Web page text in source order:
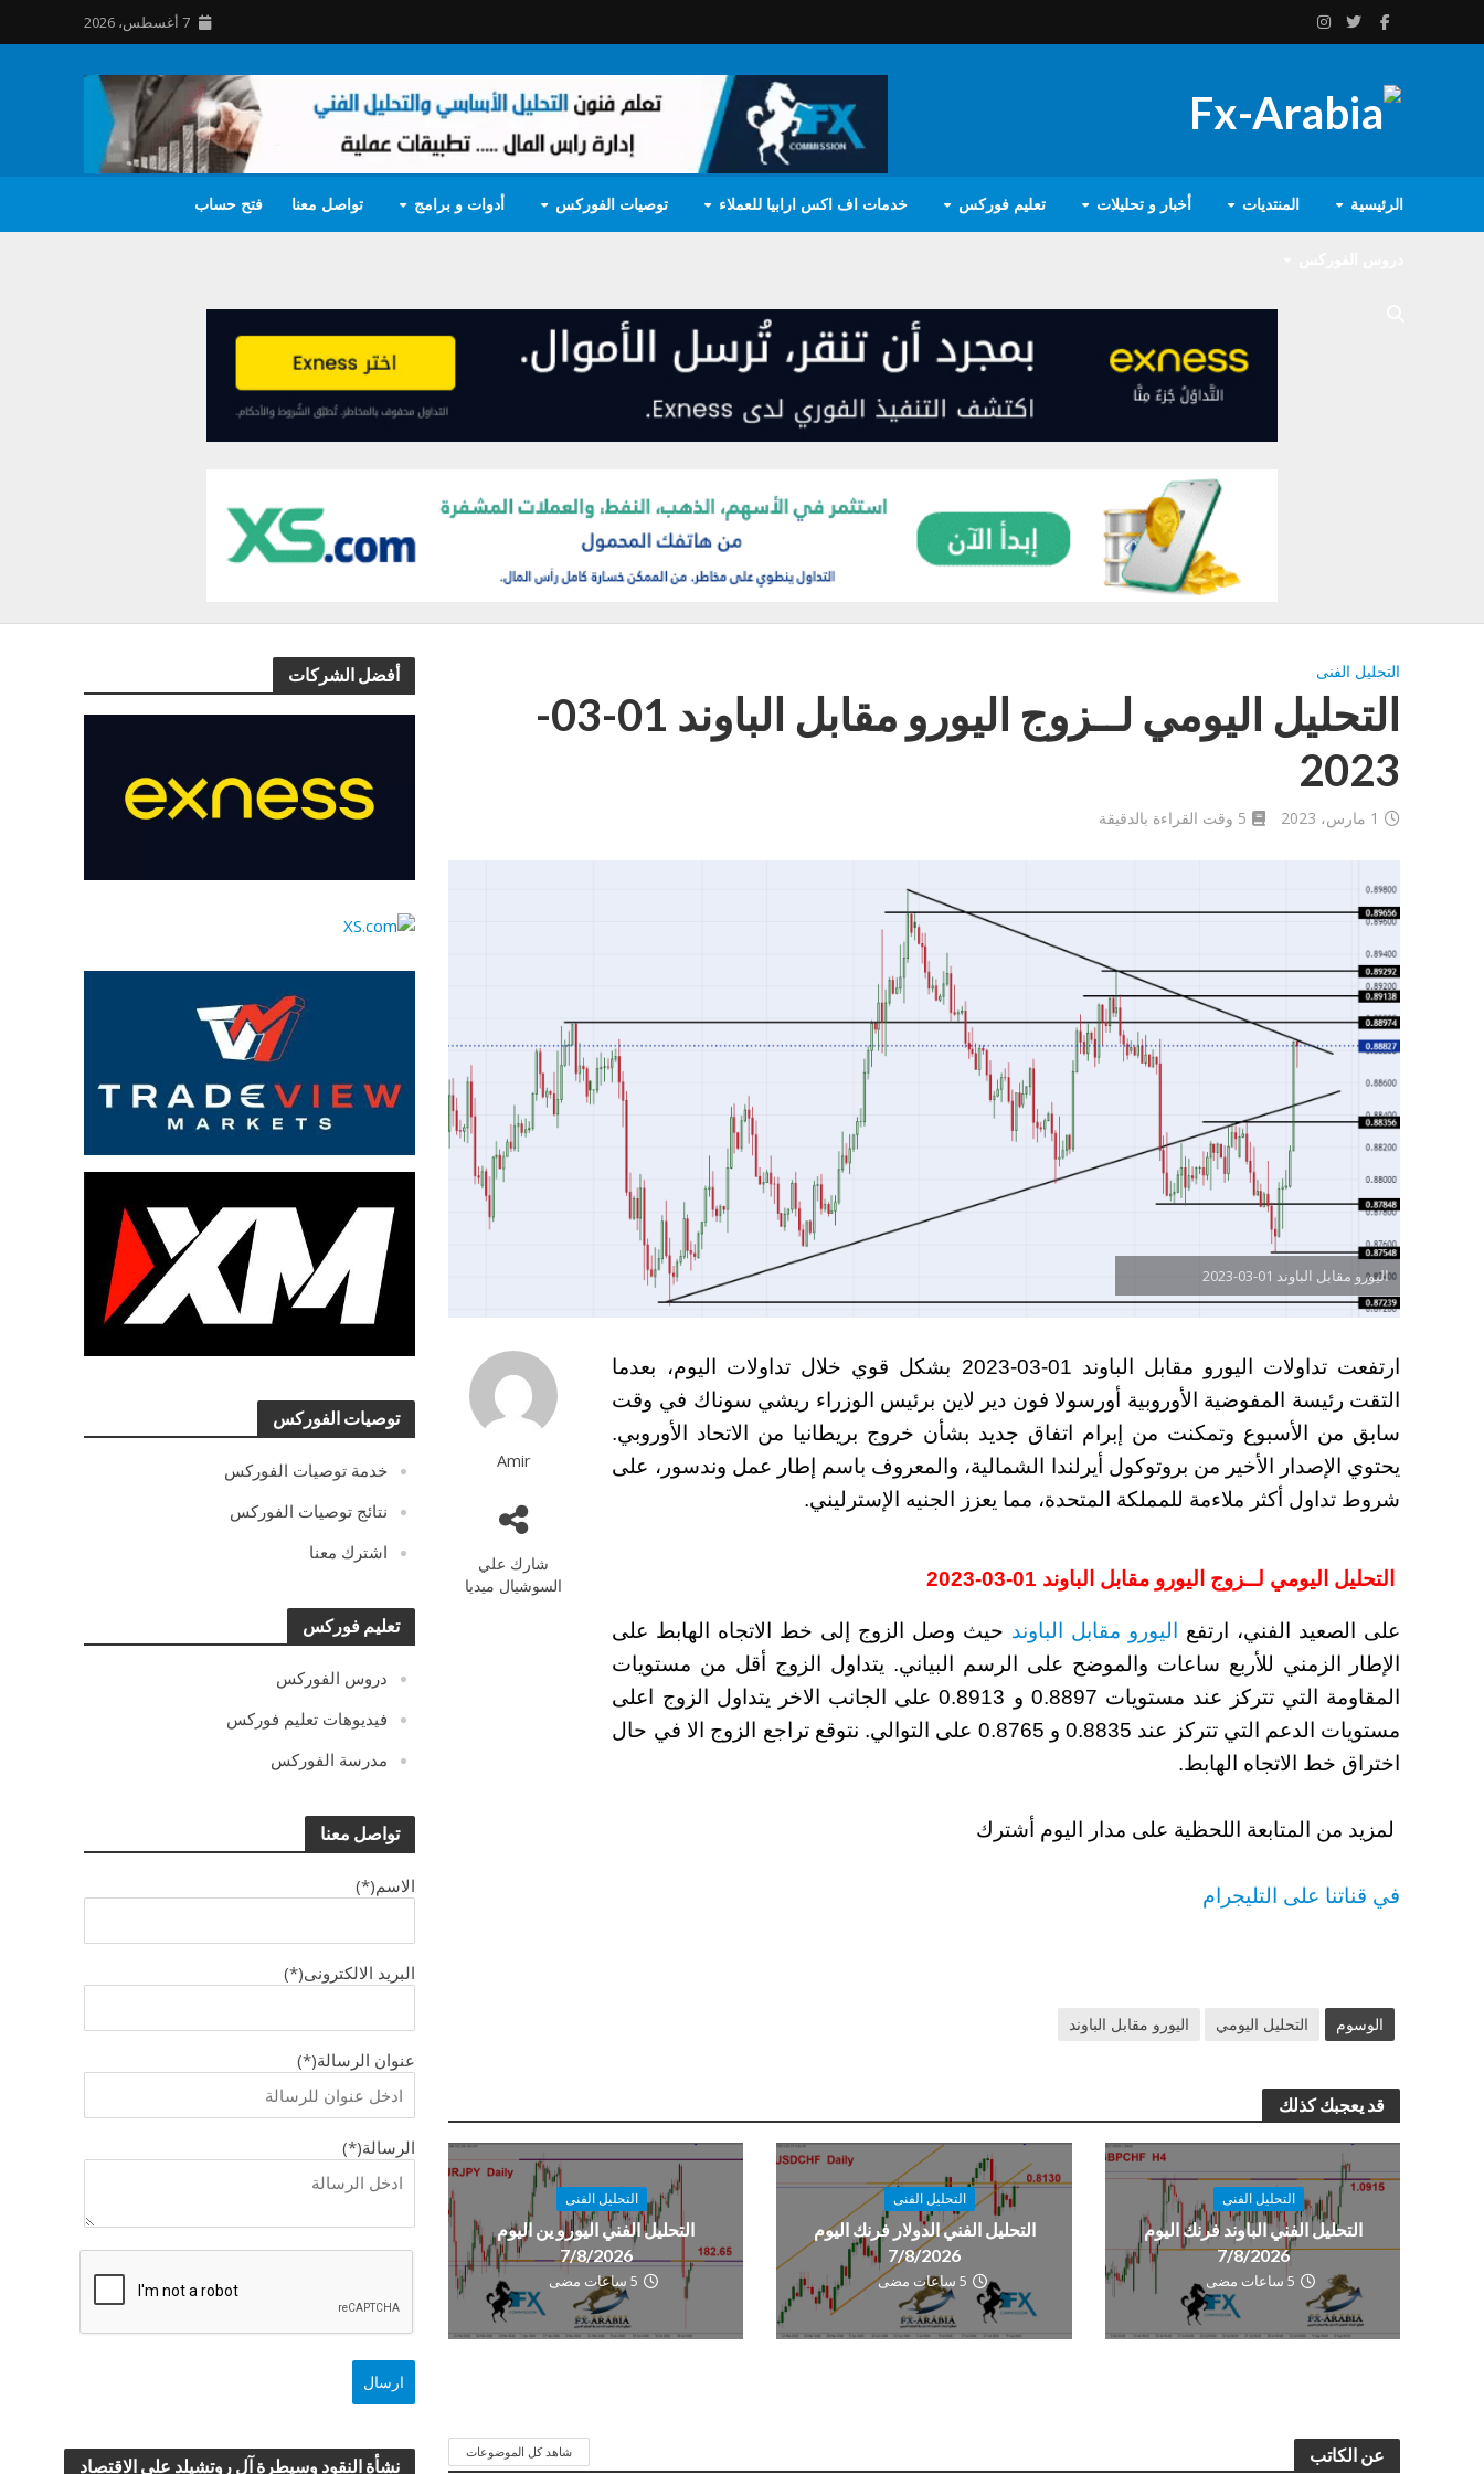
7 أغسطس، 2026
الرئيسية المنتديات أخبار و تحليلات تعليم فوركس خدمات اف اكس ارابيا للعملاء توصيات الفوركس أدوات و برامج تواصل معنا فتح حساب
أفضل الشركات
توصيات الفوركس
خدمة توصيات الفوركس
نتائج توصيات الفوركس
اشترك معنا
تعليم فوركس
دروس الفوركس
فيديوهات تعليم فوركس
مدرسة الفوركس
تواصل معنا
الاسم(*)
البريد الالكترونى(*)
عنوان الرسالة(*)
الرسالة(*)
نشأة النقود وسيطرة آل روتشيلد علي الاقتصاد
التحليل الفنى
التحليل اليومي لــزوج اليورو مقابل الباوند 01-03-
2023
1 مارس، 2023 5 وقت القراءة بالدقيقة
اليورو مقابل الباوند 01-03-2023
Amir
شارك علي
السوشيال ميديا
ارتفعت تداولات اليورو مقابل الباوند 01-03-2023 بشكل قوي خلال تداولات اليوم، بعدما
التقت رئيسة المفوضية الأوروبية أورسولا فون دير لاين برئيس الوزراء ريشي سوناك في وقت
سابق من الأسبوع وتمكنت من إبرام اتفاق جديد بشأن خروج بريطانيا من الاتحاد الأوروبي.
يحتوي الإصدار الأخير من بروتوكول أيرلندا الشمالية، والمعروف باسم إطار عمل وندسور، على
شروط تداول أكثر ملاءمة للمملكة المتحدة، مما يعزز الجنيه الإسترليني.
التحليل اليومي لــزوج اليورو مقابل الباوند 01-03-2023
على الصعيد الفني، ارتفع اليورو مقابل الباوند حيث وصل الزوج إلى خط الاتجاه الهابط على
الإطار الزمني للأربع ساعات والموضح على الرسم البياني. يتداول الزوج أقل من مستويات
المقاومة التي تتركز عند مستويات 0.8897 و 0.8913 على الجانب الاخر يتداول الزوج اعلى
مستويات الدعم التي تتركز عند 0.8835 و 0.8765 على التوالي. نتوقع تراجع الزوج الا في حال
اختراق خط الاتجاه الهابط.
لمزيد من المتابعة اللحظية على مدار اليوم أشترك
في قناتنا على التليجرام
الوسوم التحليل اليومي اليورو مقابل الباوند
قد يعجبك كذلك
التحليل الفنى
التحليل الفني الباوند فرنك اليوم
7/8/2026
5 ساعات مضى
التحليل الفنى
التحليل الفني الدولار فرنك اليوم
7/8/2026
5 ساعات مضى
التحليل الفنى
التحليل الفني اليورو ين اليوم
7/8/2026
5 ساعات مضى
عن الكاتب شاهد كل الموضوعات